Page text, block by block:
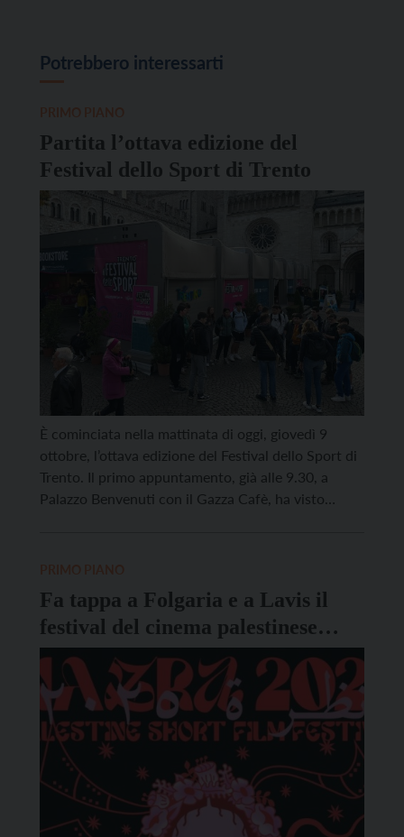
Potrebbero interessarti
Partita l’ottava edizione del
Festival dello Sport di Trento
È cominciata nella mattinata di oggi, giovedì 9
ottobre, l’ottava edizione del Festival dello Sport di
Trento. Il primo appuntamento, già alle 9.30, a
Palazzo Benvenuti con il Gazza Cafè, ha visto
Fa tappa a Folgaria e a Lavis il
festival del cinema palestinese
Nazra